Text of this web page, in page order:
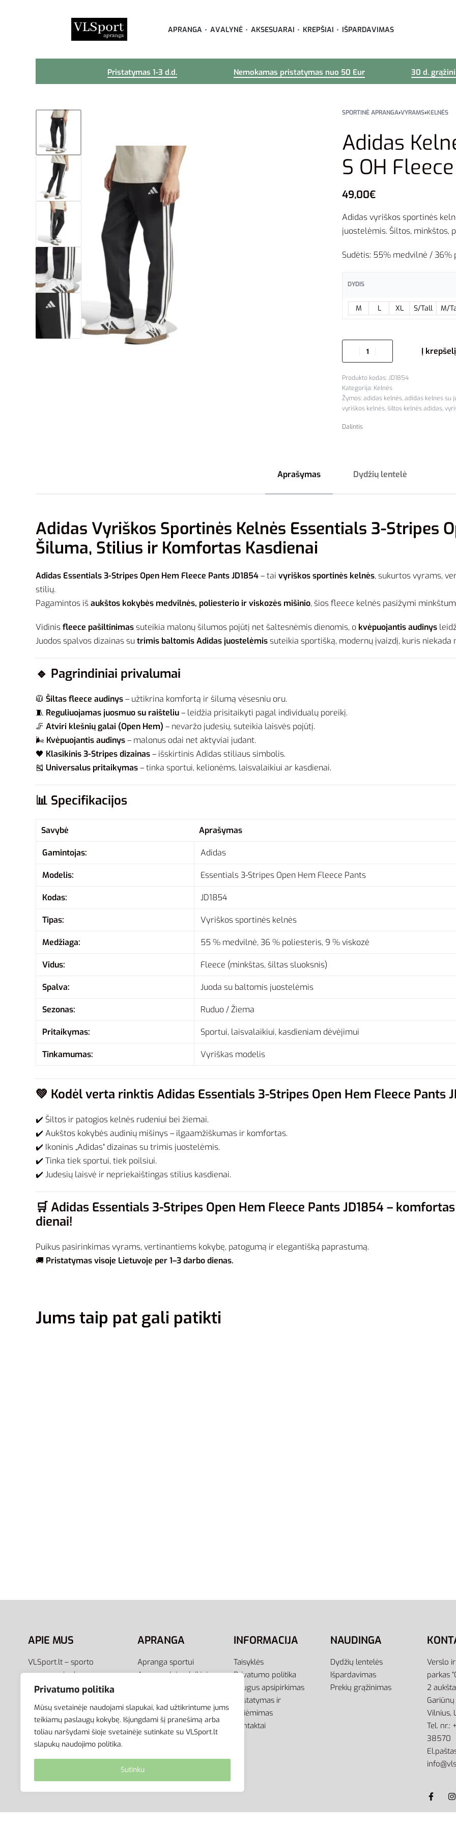
Privatumo politika
Mūsų svetainėje naudojami slapukai, kad užtikrintume jums
teikiamų paslaugų kokybę. Išjungdami šį pranešimą arba
toliau naršydami šioje svetainėje sutinkate su VLSport.lt
slapukų naudojimo politika.
Sutinku
APRANGA AVALYNĖ AKSESUARAI KREPŠIAI IŠPARDAVIMAS
Pristatymas 1-3 d.d. Nemokamas pristatymas nuo 50 Eur 30 d.
SPORTINĖ APRANGA›VYRAMS›KELNĖS
Adidas
S OH
49,00€
Adidas vyriškos sportinės
juostelėmis. Šiltos, minkštos,
Sudėtis: 55% medvilnė / 36%
DYDIS
M L XL S/Tall M/
Į krepšelį
JD1854
Kategorija: Kelnės
Žymos:adidas kelnės,adidas kelnes su
vyriškos kelnės,šiltos kelnės adidas,
Dalintis
Aprašymas Dydžių lentelė
Adidas Vyriškos Sportinės Kelnės Essentials 3-Stripes
Šiluma, Stilius ir Komfortas Kasdienai
Adidas Essentials 3-Stripes Open Hem Fleece Pants JD1854– tai vyriškos sportinės kelnės, sukurtos vyrams,
stilių.
Pagamintos išaukštos kokybės medvilnės, poliesterio ir viskozės mišinio, šios fleece kelnės pasižymi
Vidinisfleece pašiltinimassuteikia malonų šilumos pojūtį net šaltesnėmis dienomis, o kvėpuojantis audinys
Juodos spalvos dizainas sutrimis baltomis Adidas juostelėmissuteikia sportišką, modernų įvaizdį, kuris niekada
🔹 Pagrindiniai privalumai
🧥 Šiltas fleece audinys– užtikrina komfortą ir šilumą vėsesniu oru.
🧵 Reguliuojamas juosmuo su raišteliu– leidžia prisitaikyti pagal individualų poreikį.
🦵 Atviri klešnių galai (Open Hem) – nevaržo judesių, suteikia laisvės pojūtį.
🌬️ Kvėpuojantis audinys– malonus odai net aktyviai judant.
🖤 Klasikinis 3-Stripes dizainas– išskirtinis Adidas stiliaus simbolis.
🎽 Universalus pritaikymas– tinka sportui, kelionėms, laisvalaikiui ar kasdienai.
📊 Specifikacijos
Savybė Aprašymas
Gamintojas: Adidas
Modelis: Essentials 3-Stripes Open Hem Fleece Pants
Kodas: JD1854
Tipas: Vyriškos sportinės kelnės
Medžiaga: 55 % medvilnė, 36 % poliesteris, 9 % viskozė
Vidus: Fleece (minkštas, šiltas sluoksnis)
Spalva: Juoda su baltomis juostelėmis
Sezonas: Ruduo / Žiema
Pritaikymas: Sportui, laisvalaikiui, kasdieniam dėvėjimui
Tinkamumas: Vyriškas modelis
💚 Kodėl verta rinktis Adidas Essentials 3-Stripes Open Hem Fleece Pants
✔️ Šiltos ir patogios kelnės rudeniui bei žiemai.
✔️ Aukštos kokybės audinių mišinys – ilgaamžiškumas ir komfortas.
✔️ Ikoninis „Adidas“ dizainas su trimis juostelėmis.
✔️ Tinka tiek sportui, tiek poilsiui.
✔️ Judesių laisvė ir nepriekaištingas stilius kasdienai.
🛒Adidas Essentials 3-Stripes Open Hem Fleece Pants JD1854 –
dienai!
Puikus pasirinkimas vyrams, vertinantiems kokybę, patogumą ir elegantišką paprastumą.
🚚 Pristatymas visoje Lietuvoje per 1–3 darbo dienas.
Jums taip pat gali patikti
Į krepšelį
APIE MUS
VLSport.lt – sporto
aprangos ir aksesuarų
el.parduotuvė aktyviam
aprangą visai šeimai –
vyrams, moterims bei
vaikams.
APRANGA
Apranga sportui
Apranga laisvalaikiui
Krepšiai
INFORMACIJA
Taisyklės
Privatumo politika
Saugus apsipirkimas
Pristatymas ir
atsiėmimas
Kontaktai
NAUDINGA
Dydžių lentelės
Išpardavimas
Prekių grąžinimas
Verslo
parkas
2
Vilnius,
Tel. nr.:
38570